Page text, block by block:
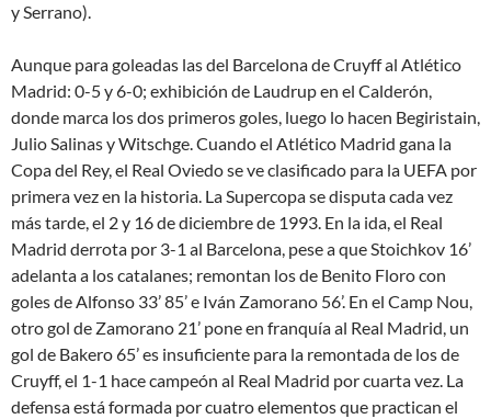
y Serrano).
Aunque para goleadas las del Barcelona de Cruyff al Atlético
Madrid: 0-5 y 6-0; exhibición de Laudrup en el Calderón,
donde marca los dos primeros goles, luego lo hacen Begiristain,
Julio Salinas y Witschge. Cuando el Atlético Madrid gana la
Copa del Rey, el Real Oviedo se ve clasificado para la UEFA por
primera vez en la historia. La Supercopa se disputa cada vez
más tarde, el 2 y 16 de diciembre de 1993. En la ida, el Real
Madrid derrota por 3-1 al Barcelona, pese a que Stoichkov 16’
adelanta a los catalanes; remontan los de Benito Floro con
goles de Alfonso 33’ 85’ e Iván Zamorano 56’. En el Camp Nou,
otro gol de Zamorano 21’ pone en franquía al Real Madrid, un
gol de Bakero 65’ es insuficiente para la remontada de los de
Cruyff, el 1-1 hace campeón al Real Madrid por cuarta vez. La
defensa está formada por cuatro elementos que practican el